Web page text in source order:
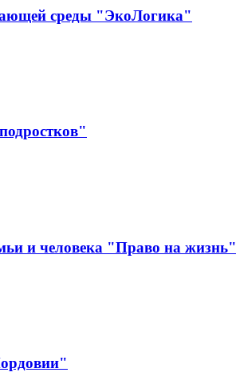
среды "ЭкоЛогика"
и человека "Право на жизнь"